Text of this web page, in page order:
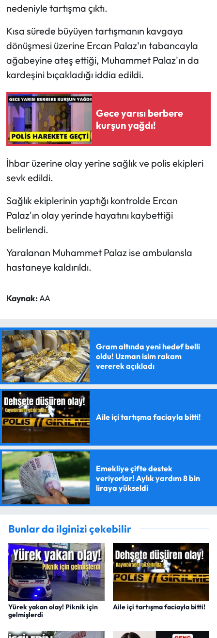
nedeniyle tartışma çıktı.
Kısa sürede büyüyen tartışmanın kavgaya
dönüşmesi üzerine Ercan Palaz'ın tabancayla
ağabeyine ateş ettiği, Muhammet Palaz'ın da
kardeşini bıçakladığı iddia edildi.
Gece yarısı berbere
kurşun yağdı!
İhbar üzerine olay yerine sağlık ve polis ekipleri
sevk edildi.
Sağlık ekiplerinin yaptığı kontrolde Ercan
Palaz'ın olay yerinde hayatını kaybettiği
belirlendi.
Yaralanan Muhammet Palaz ise ambulansla
hastaneye kaldırıldı.
Kaynak: AA
Gram altında yeni hedef belli
oldu! Uzman isim rakam
vererek açıkladı
Aile içi tartışma faciayla bitti!
Emekliye çifte destek
veriyorlar! Aylık yardım 8 bin
liraya yükseldi
Bunlar da ilginizi çekebilir
Yürek yakan olay! Piknik için
gelmişlerdi
Aile içi tartışma faciayla bitti!